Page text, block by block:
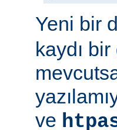
Yeni bir
kaydı
ve